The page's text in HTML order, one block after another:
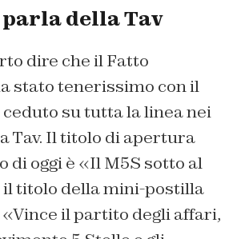
della Tav
dire che ilFatto
stato tenerissimo con il
su tutta la linea nei
Tav. Il titolo di apertura
di oggi è «Il M5S sotto al
il titolo della mini-postilla
«Vince il partito degli affari,